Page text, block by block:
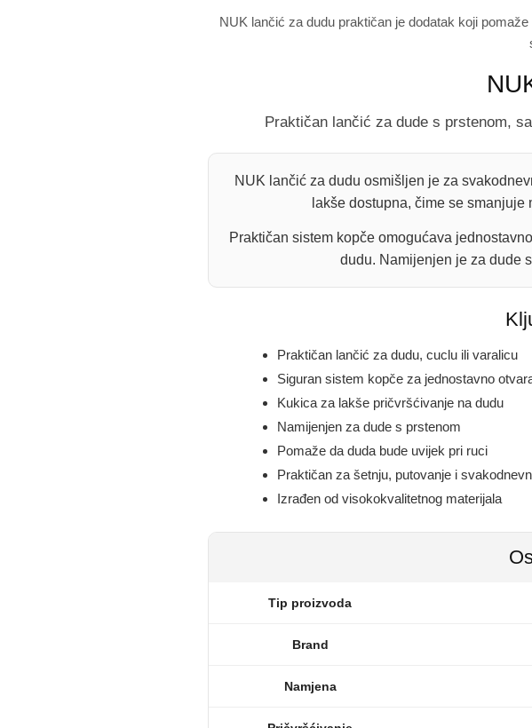
NUK lančić za dudu praktičan je dodatak koji
Praktičan lančić za dude s prstenom,
NUK lančić za dudu osmišljen je za
lakše dostupna, čime se
Praktičan sistem kopče omogućava
dudu. Namijenjen je za dude
Praktičan lančić za dudu, cuclu ili varalicu
Siguran sistem kopče za jednostavno
Kukica za lakše pričvršćivanje na dudu
Namijenjen za dude s prstenom
Pomaže da duda bude uvijek pri ruci
Praktičan za šetnju, putovanje i
Izrađen od visokokvalitetnog materijala
Tip proizvoda
Brand
Namjena